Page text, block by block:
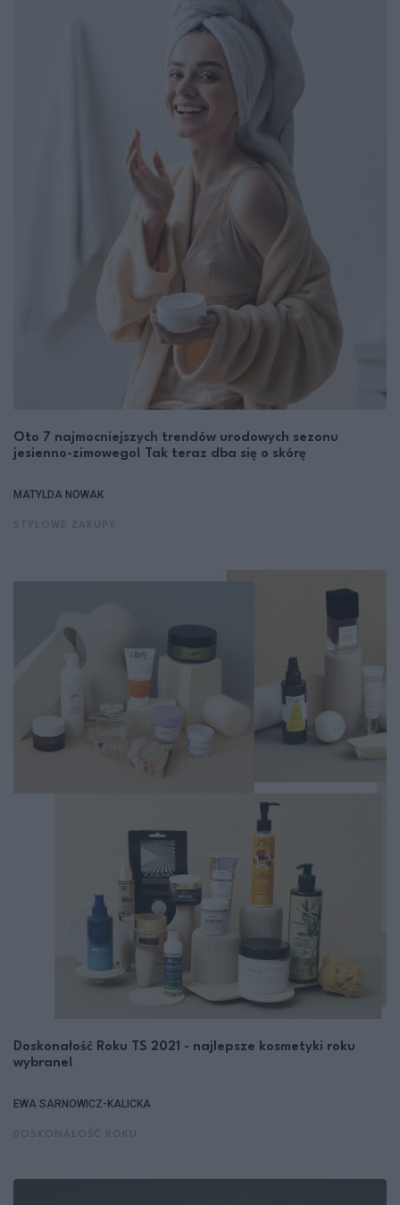
Oto 7 najmocniejszych trendów urodowych sezonu
jesienno-zimowego! Tak teraz dba się o skórę
MATYLDA NOWAK
Doskonałość Roku TS 2021 - najlepsze kosmetyki roku
wybrane!
EWA SARNOWICZ-KALICKA